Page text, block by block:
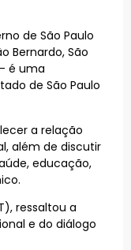
de São Paulo
Bernardo, São
é uma
de São Paulo
a relação
além de discutir
educação,
ressaltou a
e do diálogo